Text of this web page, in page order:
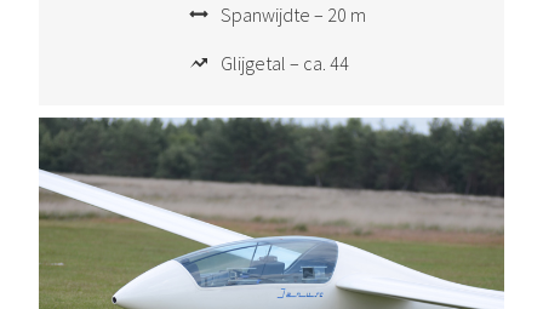
Spanwijdte – 20 m
Glijgetal – ca. 44